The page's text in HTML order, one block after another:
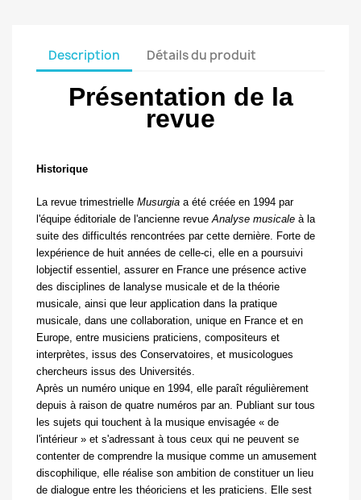
Description Détails du produit
Présentation de la
revue
Historique
La revue trimestrielle Musurgia a été créée en 1994 par
l'équipe éditoriale de l'ancienne revueAnalyse musicale à la
suite des difficultés rencontrées par cette dernière. Forte de
lexpérience de huit années de celle-ci, elle en a poursuivi
lobjectif essentiel, assurer en France une présence active
des disciplines de lanalyse musicale et de la théorie
musicale, ainsi que leur application dans la pratique
musicale, dans une collaboration, unique en France et en
Europe, entre musiciens praticiens, compositeurs et
interprètes, issus des Conservatoires, et musicologues
chercheurs issus des Universités.
Après un numéro unique en 1994, elle paraît régulièrement
depuis à raison de quatre numéros par an. Publiant sur tous
les sujets qui touchent à la musique envisagée « de
l'intérieur » et s'adressant à tous ceux qui ne peuvent se
contenter de comprendre la musique comme un amusement
discophilique, elle réalise son ambition de constituer un lieu
de dialogue entre les théoriciens et les praticiens. Elle sest